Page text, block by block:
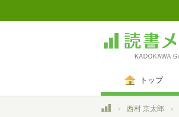
トップ
トップ西村 京太郎